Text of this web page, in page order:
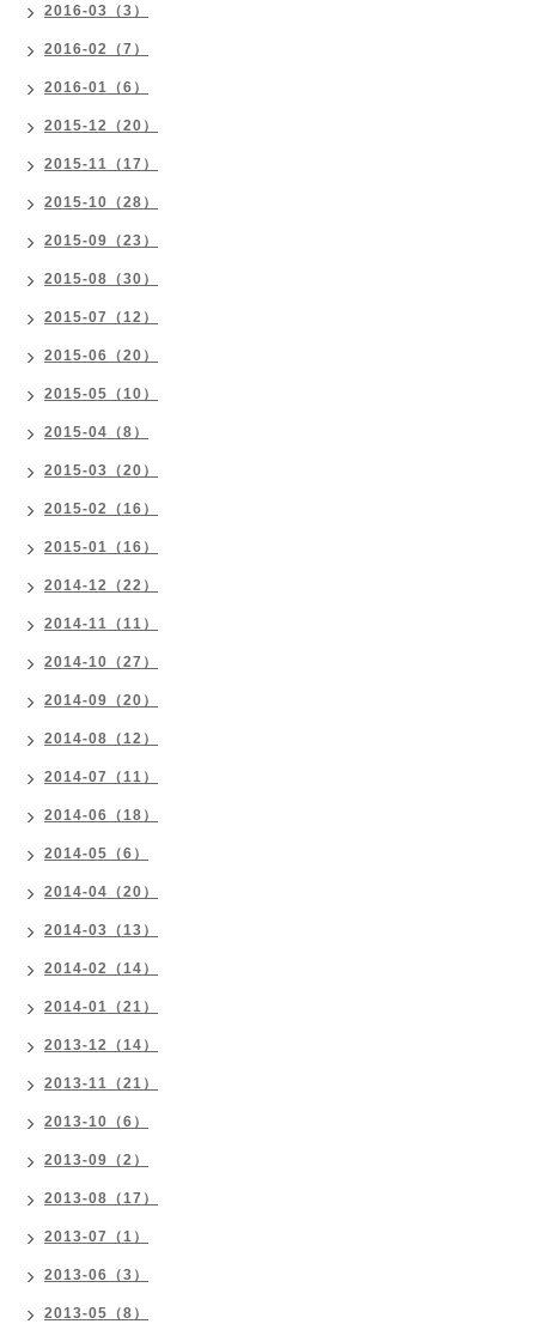
2016-03（3）
2016-02（7）
2016-01（6）
2015-12（20）
2015-11（17）
2015-10（28）
2015-09（23）
2015-08（30）
2015-07（12）
2015-06（20）
2015-05（10）
2015-04（8）
2015-03（20）
2015-02（16）
2015-01（16）
2014-12（22）
2014-11（11）
2014-10（27）
2014-09（20）
2014-08（12）
2014-07（11）
2014-06（18）
2014-05（6）
2014-04（20）
2014-03（13）
2014-02（14）
2014-01（21）
2013-12（14）
2013-11（21）
2013-10（6）
2013-09（2）
2013-08（17）
2013-07（1）
2013-06（3）
2013-05（8）